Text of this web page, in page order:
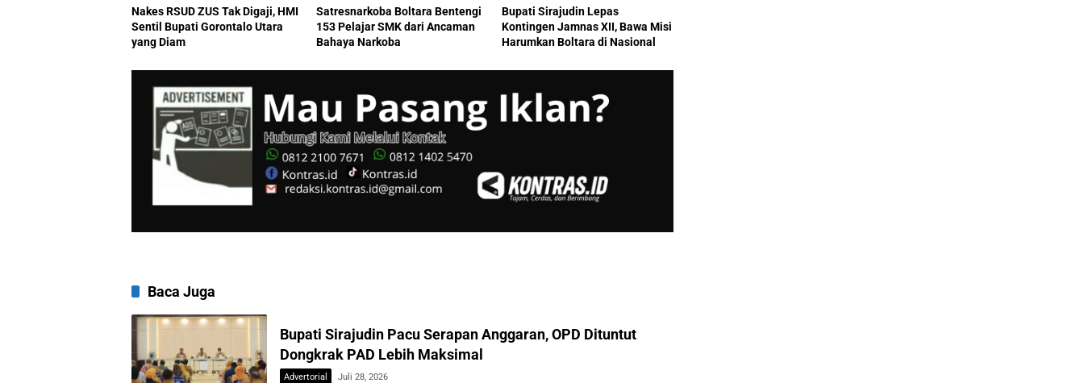
Nakes RSUD ZUS Tak Digaji, HMI
Sentil Bupati Gorontalo Utara
yang Diam
Satresnarkoba Boltara Bentengi
153 Pelajar SMK dari Ancaman
Bahaya Narkoba
Bupati Sirajudin Lepas
Kontingen Jamnas XII, Bawa Misi
Harumkan Boltara di Nasional
Baca Juga
Bupati Sirajudin Pacu Serapan Anggaran, OPD Dituntut
Dongkrak PAD Lebih Maksimal
Advertorial Juli 28, 2026